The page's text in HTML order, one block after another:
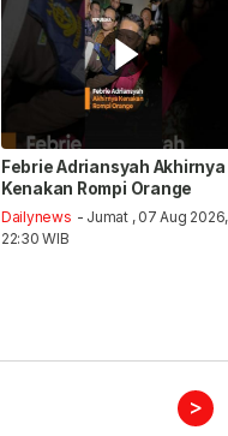
Febrie Adriansyah Akhirnya
Kenakan Rompi Orange
Dailynews - Jumat , 07 Aug 2026,
22:30 WIB
>